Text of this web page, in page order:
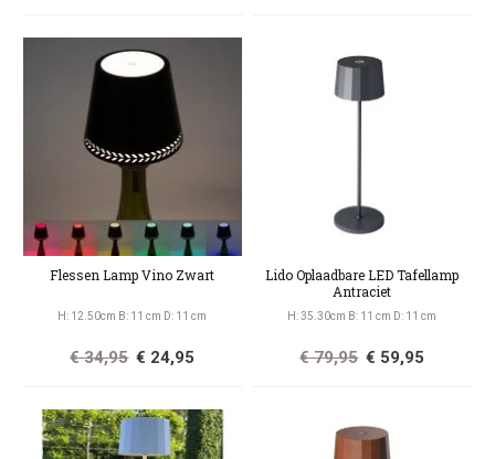
Flessen Lamp Vino Zwart
H: 12.50cm B: 11 cm D: 11 cm
€ 24,95
€ 34,95
Lido Oplaadbare LED Tafellamp
Antraciet
H: 35.30cm B: 11 cm D: 11 cm
€ 59,95
€ 79,95